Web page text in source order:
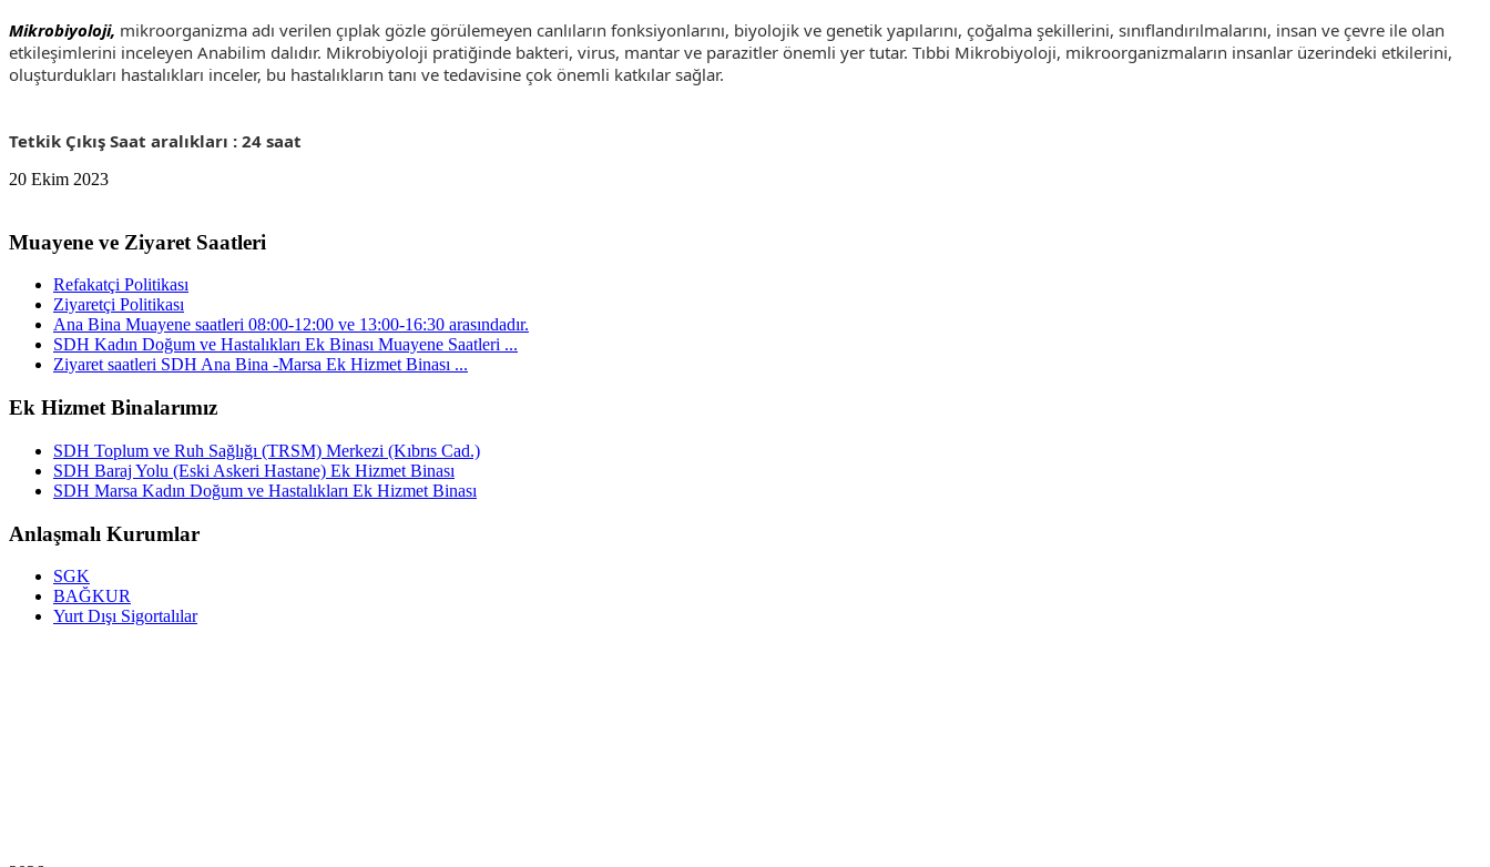
Mikrobiyoloji, mikroorganizma adı verilen çıplak gözle görülemeyen canlıların fonksiyonlarını, biyolojik ve genetik yapılarını, çoğalma şekillerini, sınıflandırılmalarını, insan ve çevre ile olan
etkileşimlerini inceleyen Anabilim dalıdır. Mikrobiyoloji pratiğinde bakteri, virus, mantar ve parazitler önemli yer tutar. Tıbbi Mikrobiyoloji, mikroorganizmaların insanlar üzerindeki etkilerini,
oluşturdukları hastalıkları inceler, bu hastalıkların tanı ve tedavisine çok önemli katkılar sağlar.
Tetkik Çıkış Saat aralıkları : 24 saat
20 Ekim 2023
Muayene ve Ziyaret Saatleri
Refakatçi Politikası
Ziyaretçi Politikası
Ana Bina Muayene saatleri 08:00-12:00 ve 13:00-16:30 arasındadır.
SDH Kadın Doğum ve Hastalıkları Ek Binası Muayene Saatleri ...
Ziyaret saatleri SDH Ana Bina -Marsa Ek Hizmet Binası ...
Ek Hizmet Binalarımız
SDH Toplum ve Ruh Sağlığı (TRSM) Merkezi (Kıbrıs Cad.)
SDH Baraj Yolu (Eski Askeri Hastane) Ek Hizmet Binası
SDH Marsa Kadın Doğum ve Hastalıkları Ek Hizmet Binası
Anlaşmalı Kurumlar
SGK
BAĞKUR
Yurt Dışı Sigortalılar